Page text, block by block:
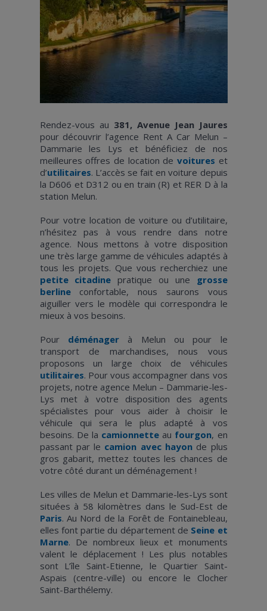
Rendez-vous au 381, Avenue Jean Jaures
pour découvrir l’agence Rent A Car Melun –
Dammarie les Lys et bénéficiez de nos
meilleures offres de location de voitures et
d’utilitaires. L’accès se fait en voiture depuis
la D606 et D312 ou en train (R) et RER D à la
station Melun.
Pour votre location de voiture ou d’utilitaire,
n’hésitez pas à vous rendre dans notre
agence. Nous mettons à votre disposition
une très large gamme de véhicules adaptés à
tous les projets. Que vous recherchiez une
petite citadine pratique ou une grosse
berlineconfortable, nous saurons vous
aiguiller vers le modèle qui correspondra le
mieux à vos besoins.
Pour déménagerà Melun ou pour le
transport de marchandises, nous vous
proposons un large choix de véhicules
utilitaires. Pour vous accompagner dans vos
projets, notre agence Melun – Dammarie-les-
Lys met à votre disposition des agents
spécialistes pour vous aider à choisir le
véhicule qui sera le plus adapté à vos
besoins. De la camionnette au fourgon, en
passant par le camion avec hayonde plus
gros gabarit, mettez toutes les chances de
votre côté durant un déménagement !
Les villes de Melun et Dammarie-les-Lys sont
situées à 58 kilomètres dans le Sud-Est de
Paris. Au Nord de la Forêt de Fontainebleau,
elles font partie du département de Seine et
Marne. De nombreux lieux et monuments
valent le déplacement ! Les plus notables
sont L’île Saint-Etienne, le Quartier Saint-
Aspais (centre-ville) ou encore le Clocher
Saint-Barthélemy.